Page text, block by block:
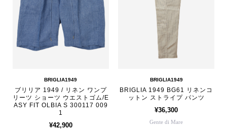
BRIGLIA1949
ブリリア 1949 / リネン ワンプ
リーツ ショーツ ウエストゴム/E
ASY FIT OLBIA S 300117 009
1
¥42,900
BRIGLIA1949
BRIGLIA 1949 BG61 リネンコ
ットン ストライプ パンツ
¥36,300
Gente di Mare